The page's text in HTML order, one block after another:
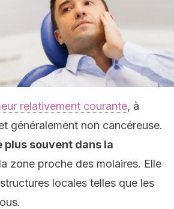
relativement courante, à
généralement non cancéreuse.
plus souvent dans la
zone proche des molaires. Elle
locales telles que les